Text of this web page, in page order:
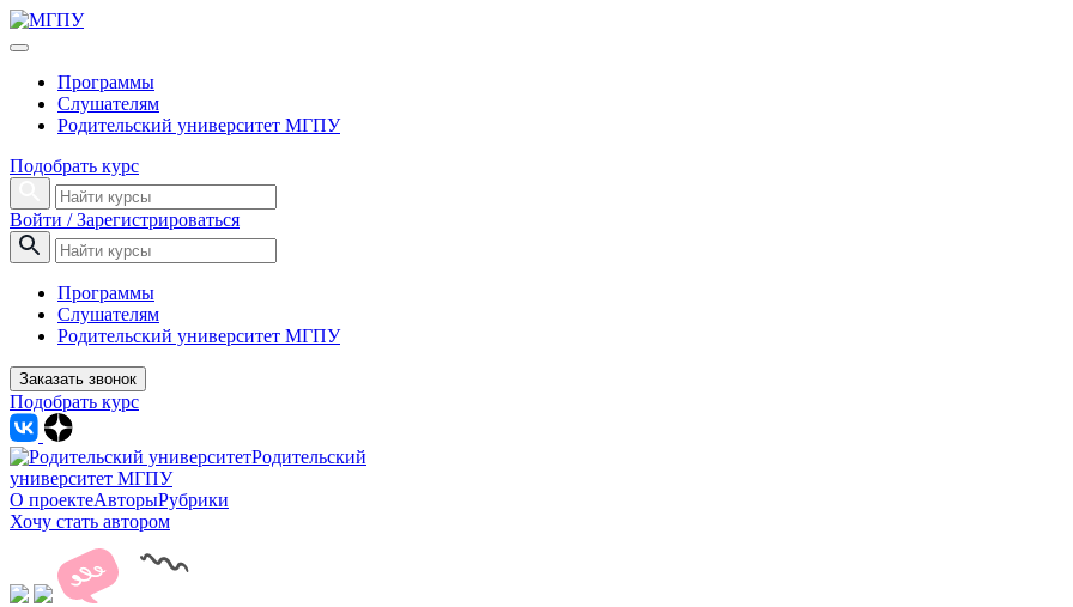
Программы
Слушателям
Родительский университет МГПУ
Подобрать курс
Войти / Зарегистрироваться
Программы
Слушателям
Родительский университет МГПУ
Заказать звонок
Подобрать курс
Родительский
университет МГПУ
О проектеАвторыРубрики
Хочу стать автором